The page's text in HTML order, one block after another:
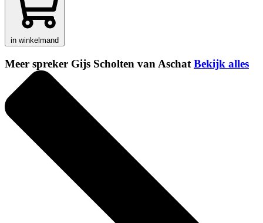
in winkelmand
Meer spreker Gijs Scholten van Aschat Bekijk alles